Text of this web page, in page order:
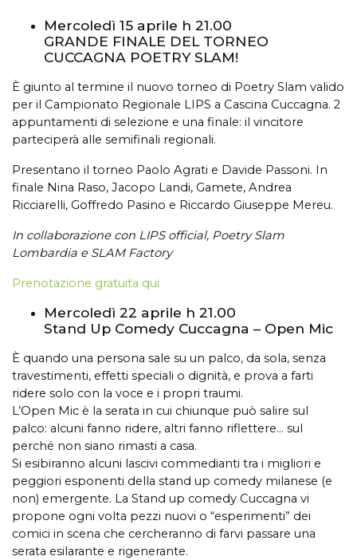
Mercoledì 15 aprile h 21.00
GRANDE FINALE DEL TORNEO
CUCCAGNA POETRY SLAM!
È giunto al termine il nuovo torneo di Poetry Slam valido
per il Campionato Regionale LIPS a Cascina Cuccagna. 2
appuntamenti di selezione e una finale: il vincitore
parteciperà alle semifinali regionali.
Presentano il torneo Paolo Agrati e Davide Passoni. In
finale Nina Raso, Jacopo Landi, Gamete, Andrea
Ricciarelli, Goffredo Pasino e Riccardo Giuseppe Mereu.
In collaborazione con LIPS official, Poetry Slam
Lombardia e SLAM Factory
Prenotazione gratuita qui
Mercoledì 22 aprile h 21.00
Stand Up Comedy Cuccagna – Open Mic
È quando una persona sale su un palco, da sola, senza
travestimenti, effetti speciali o dignità, e prova a farti
ridere solo con la voce e i propri traumi.
L’Open Mic è la serata in cui chiunque può salire sul
palco: alcuni fanno ridere, altri fanno riflettere… sul
perché non siano rimasti a casa.
Si esibiranno alcuni lascivi commedianti tra i migliori e
peggiori esponenti della stand up comedy milanese (e
non) emergente. La Stand up comedy Cuccagna vi
propone ogni volta pezzi nuovi o “esperimenti” dei
comici in scena che cercheranno di farvi passare una
serata esilarante e rigenerante.